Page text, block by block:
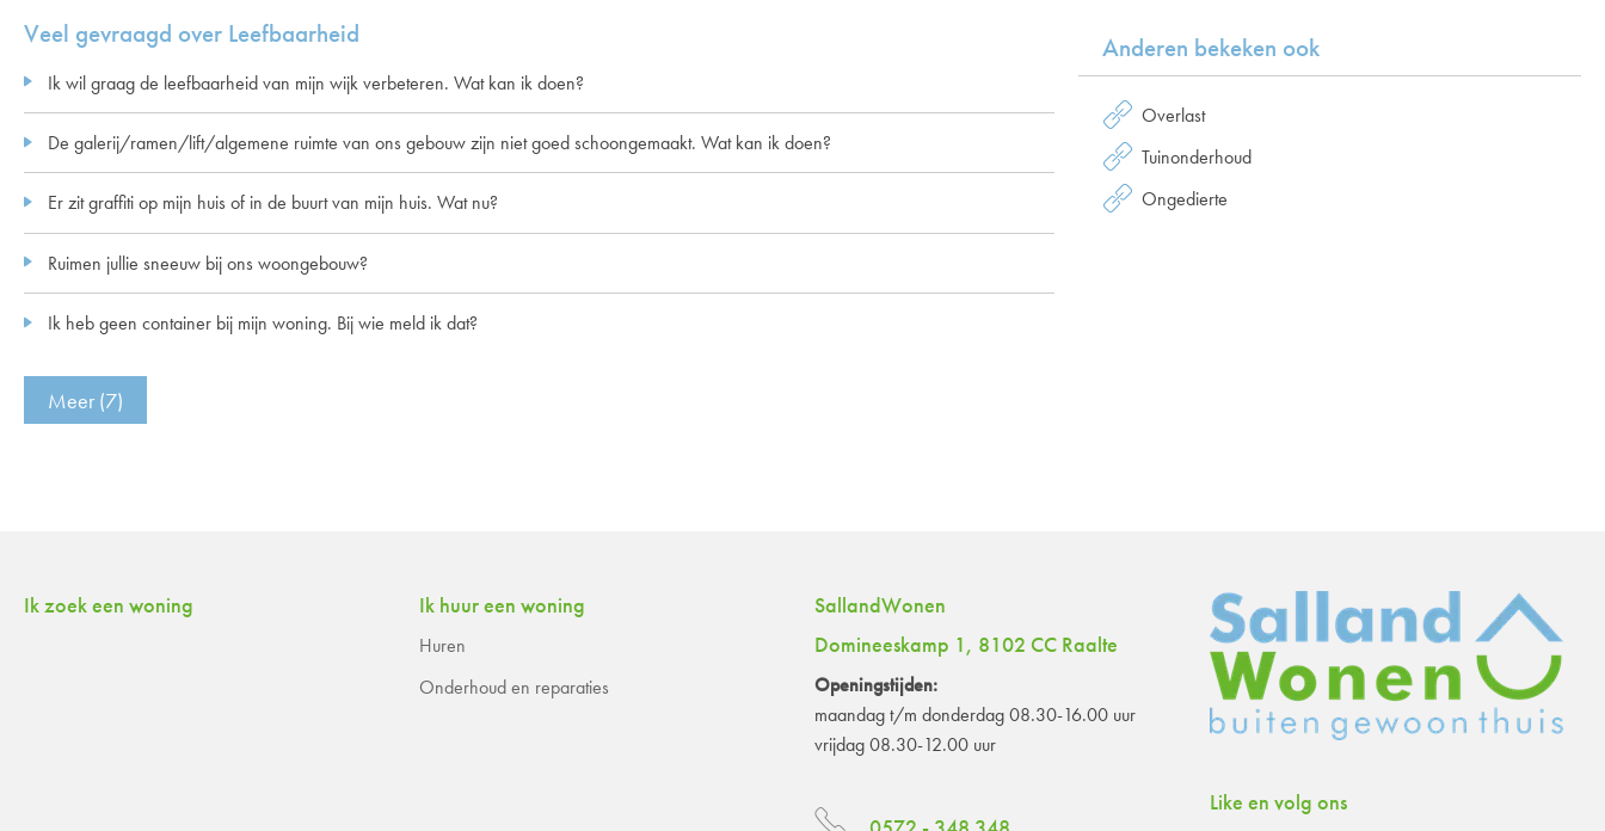
Veel gevraagd over Leefbaarheid
Ik wil graag de leefbaarheid van mijn wijk verbeteren. Wat kan ik doen?
De galerij/ramen/lift/algemene ruimte van ons gebouw zijn niet goed schoongemaakt. Wat kan ik doen?
Er zit graffiti op mijn huis of in de buurt van mijn huis. Wat nu?
Ruimen jullie sneeuw bij ons woongebouw?
Ik heb geen container bij mijn woning. Bij wie meld ik dat?
Meer (7)
Anderen bekeken ook
Overlast
Tuinonderhoud
Ongedierte
Contactinformatie
Ik zoek een woning Ik huur een woning
Huren
Onderhoud en reparaties
SallandWonen
Domineeskamp 1, 8102 CC Raalte
Openingstijden:
maandag t/m donderdag 08.30-16.00 uur
vrijdag 08.30-12.00 uur
Like en volg ons